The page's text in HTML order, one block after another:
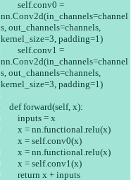
nn.Conv2d(in_channels=channel
s, out_channels=channels,
kernel_size=3, padding=1)
nn.Conv2d(in_channels=channel
s, out_channels=channels,
kernel_size=3, padding=1)
    def forward(self, x):
        inputs = x
        x = nn.functional.relu(x)
        x = self.conv0(x)
        x = nn.functional.relu(x)
        x = self.conv1(x)
        return x + inputs